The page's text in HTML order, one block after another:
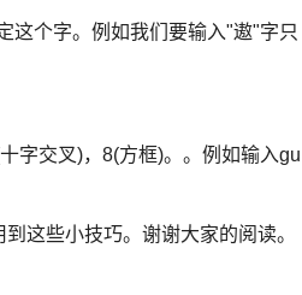
个字。例如我们要输入"遨"字只
字交叉)，8(方框)。。例如输入gu
这些小技巧。谢谢大家的阅读。